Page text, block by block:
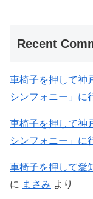
Recent
車椅子を押して神
シンフォニー」に
車椅子を押して神
シンフォニー」に
車椅子を押して愛
に まさみ より